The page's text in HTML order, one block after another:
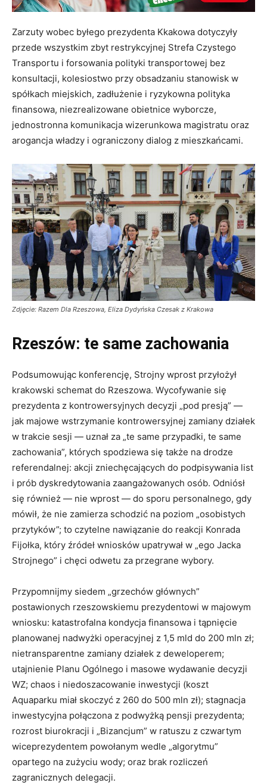
Zarzuty wobec byłego prezydenta Kkakowa dotyczyły
przede wszystkim zbyt restrykcyjnej Strefa Czystego
Transportu i forsowania polityki transportowej bez
konsultacji, kolesiostwo przy obsadzaniu stanowisk w
spółkach miejskich, zadłużenie i ryzykowna polityka
finansowa, niezrealizowane obietnice wyborcze,
jednostronna komunikacja wizerunkowa magistratu oraz
arogancja władzy i ograniczony dialog z mieszkańcami.
Zdjęcie: Razem Dla Rzeszowa, Eliza Dydyńska Czesak z Krakowa
Rzeszów: te same zachowania
Podsumowując konferencję, Strojny wprost przyłożył
krakowski schemat do Rzeszowa. Wycofywanie się
prezydenta z kontrowersyjnych decyzji „pod presją” —
jak majowe wstrzymanie kontrowersyjnej zamiany działek
w trakcie sesji — uznał za „te same przypadki, te same
zachowania”, których spodziewa się także na drodze
referendalnej: akcji zniechęcających do podpisywania list
i prób dyskredytowania zaangażowanych osób. Odniósł
się również — nie wprost — do sporu personalnego, gdy
mówił, że nie zamierza schodzić na poziom „osobistych
przytyków”; to czytelne nawiązanie do reakcji Konrada
Fijołka, który źródeł wniosków upatrywał w „ego Jacka
Strojnego” i chęci odwetu za przegrane wybory.
Przypomnijmy siedem „grzechów głównych”
postawionych rzeszowskiemu prezydentowi w majowym
wniosku: katastrofalna kondycja finansowa i tąpnięcie
planowanej nadwyżki operacyjnej z 1,5 mld do 200 mln zł;
nietransparentne zamiany działek z deweloperem;
utajnienie Planu Ogólnego i masowe wydawanie decyzji
WZ; chaos i niedoszacowanie inwestycji (koszt
Aquaparku miał skoczyć z 260 do 500 mln zł); stagnacja
inwestycyjna połączona z podwyżką pensji prezydenta;
rozrost biurokracji i „Bizancjum” w ratuszu z czwartym
wiceprezydentem powołanym wedle „algorytmu”
opartego na zużyciu wody; oraz brak rozliczeń
zagranicznych delegacji.